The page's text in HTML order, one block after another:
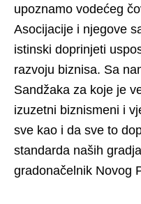
upoznamo vodećeg
Asocijacije i njegove
istinski doprinjeti
razvoju biznisa. Sa
Sandžaka za koje je
izuzetni biznismeni i
sve kao i da sve to
standarda naših
gradonačelnik Novog